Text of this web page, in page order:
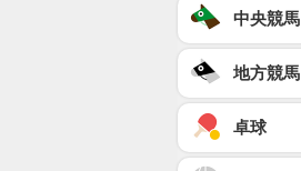
中央競馬
地方競馬
卓球